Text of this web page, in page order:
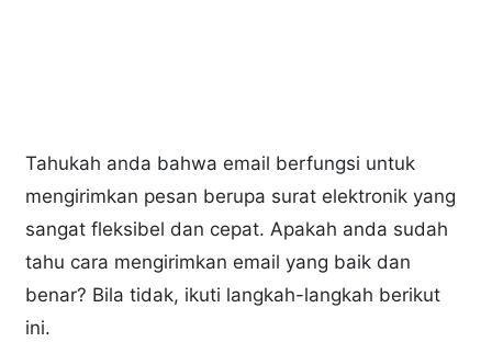
Tahukah anda bahwa email berfungsi untuk
mengirimkan pesan berupa surat elektronik yang
sangat fleksibel dan cepat. Apakah anda sudah
tahu cara mengirimkan email yang baik dan
benar? Bila tidak, ikuti langkah-langkah berikut
ini.